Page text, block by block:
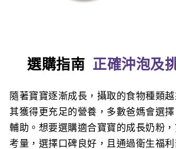
選購指南 正確沖泡及
隨著寶寶逐漸成長，攝取的食物種類
其獲得更充足的營養，多數爸媽會選
輔助。想要選購適合寶寶的成長奶粉
考量，選擇口碑良好，且通過衛生福